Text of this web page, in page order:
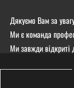
Дякуємо Вам за
Ми є команда
Ми завжди відкриті